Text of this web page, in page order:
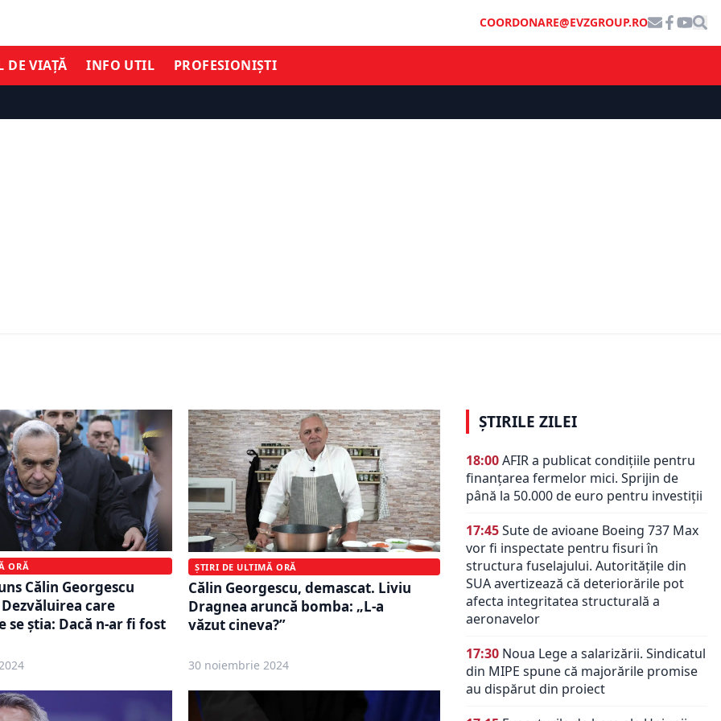
COORDONARE@EVZGROUP.RO
DE VIAȚĂ INFO UTIL PROFESIONIȘTI
ORĂ
Călin Georgescu
care
se știa: Dacă n-ar fi fost
ȘTIRI DE ULTIMĂ ORĂ
Călin Georgescu, demascat. Liviu
Dragnea aruncă bomba: „L-a
văzut cineva?”
30 noiembrie 2024
ȘTIRILE ZILEI
18:00AFIR a publicat condițiile pentru
finanțarea fermelor mici. Sprijin de
până la 50.000 de euro pentru investiții
17:45Sute de avioane Boeing 737 Max
vor fi inspectate pentru fisuri în
structura fuselajului. Autoritățile din
SUA avertizează că deteriorările pot
afecta integritatea structurală a
aeronavelor
17:30 Noua Lege a salarizării. Sindicatul
din MIPE spune că majorările promise
au dispărut din proiect